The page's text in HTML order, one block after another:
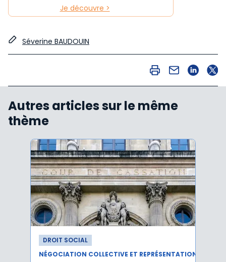
Je découvre >
Séverine BAUDOUIN
Autres articles sur le même
thème
DROIT SOCIAL